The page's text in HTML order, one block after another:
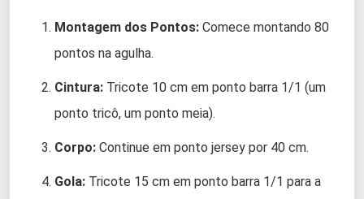
Montagem dos Pontos: Comece montando 80
pontos na agulha.
Cintura: Tricote 10 cm em ponto barra 1/1 (um
ponto tricô, um ponto meia).
Corpo: Continue em ponto jersey por 40 cm.
Gola: Tricote 15 cm em ponto barra 1/1 para a